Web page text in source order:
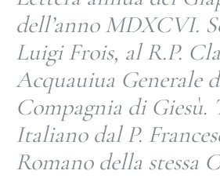
dell’anno MDXCVI.
Luigi Frois, al R.P.
Acquauiua Generale
Compagnia di Giesù.
Italiano dal P.
Romano della stessa